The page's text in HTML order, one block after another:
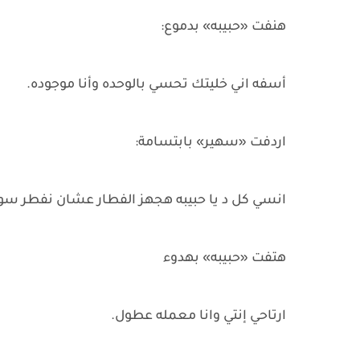
هنفت «حبيبه» بدموع:
أسفه اني خليتك تحسي بالوحده وأنا موجوده.
اردفت «سهير» بابتسامة:
انسي كل د يا حبيبه هجهز الفطار عشان نفطر
هتفت «حبيبه» بهدوء
ارتاحي إنتي وانا معمله عطول.